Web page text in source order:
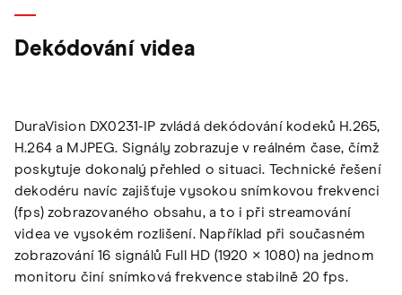
Dekódování videa
DuraVision DX0231-IP zvládá dekódování kodeků H.265,
H.264 a MJPEG. Signály zobrazuje v reálném čase, čímž
poskytuje dokonalý přehled o situaci. Technické řešení
dekodéru navíc zajišťuje vysokou snímkovou frekvenci
(fps) zobrazovaného obsahu, a to i při streamování
videa ve vysokém rozlišení. Například při současném
zobrazování 16 signálů Full HD (1920 × 1080) na jednom
monitoru činí snímková frekvence stabilně 20 fps.